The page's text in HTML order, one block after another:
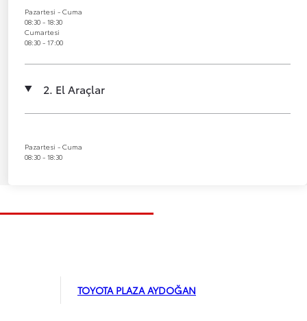
Pazartesi - Cuma
08:30 - 18:30
Cumartesi
08:30 - 17:00
2. El Araçlar
Pazartesi - Cuma
08:30 - 18:30
TOYOTA PLAZA AYDOĞAN